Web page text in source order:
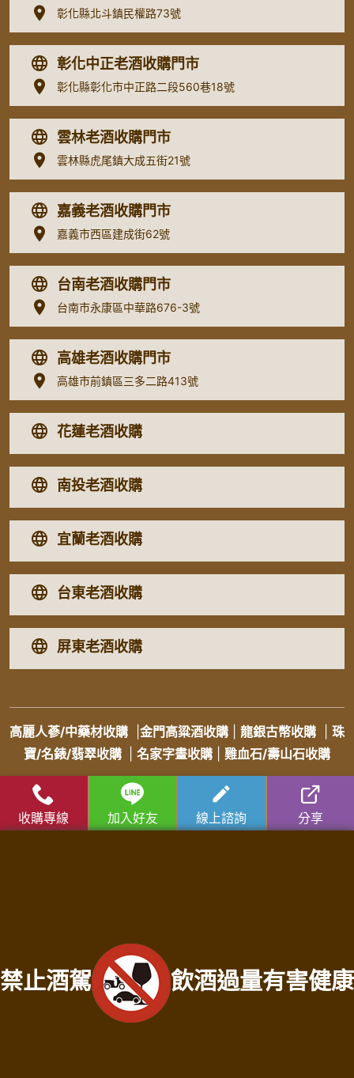
彰化縣北斗鎮民權路73號
彰化中正老酒收購門市
彰化縣彰化市中正路二段560巷18號
雲林老酒收購門市
雲林縣虎尾鎮大成五街21號
嘉義老酒收購門市
嘉義市西區建成街62號
台南老酒收購門市
台南市永康區中華路676-3號
高雄老酒收購門市
高雄市前鎮區三多二路413號
花蓮老酒收購
南投老酒收購
宜蘭老酒收購
台東老酒收購
屏東老酒收購
高麗人蔘/中藥材收購 金門高粱酒收購 龍銀古幣收購
珠
寶/名錶/翡翠收購
名家字畫收購 雞血石/壽山石收購
收購流程 │收購知識庫 免費諮詢│
老酒仙老酒收購
中心│老酒仙洋酒收購中心
購、苗栗縣通霄鎮老酒收購、苗栗縣苑裡鎮老酒收購、苗栗縣苗栗市老酒收購、
苗栗縣造橋鄉老酒收購、苗栗縣頭屋鄉老酒收購、苗栗縣公館鄉老酒收購、苗栗
縣大湖鄉老酒收購、苗栗縣泰安鄉老酒收購、苗栗縣銅鑼鄉老酒收購、苗栗縣三
義鄉老酒收購、苗栗縣西湖鄉老酒收購、苗栗縣卓蘭鎮老酒收購
收購專線 加入好友 線上諮詢 分享
禁止酒駕 飲酒過量有害健康